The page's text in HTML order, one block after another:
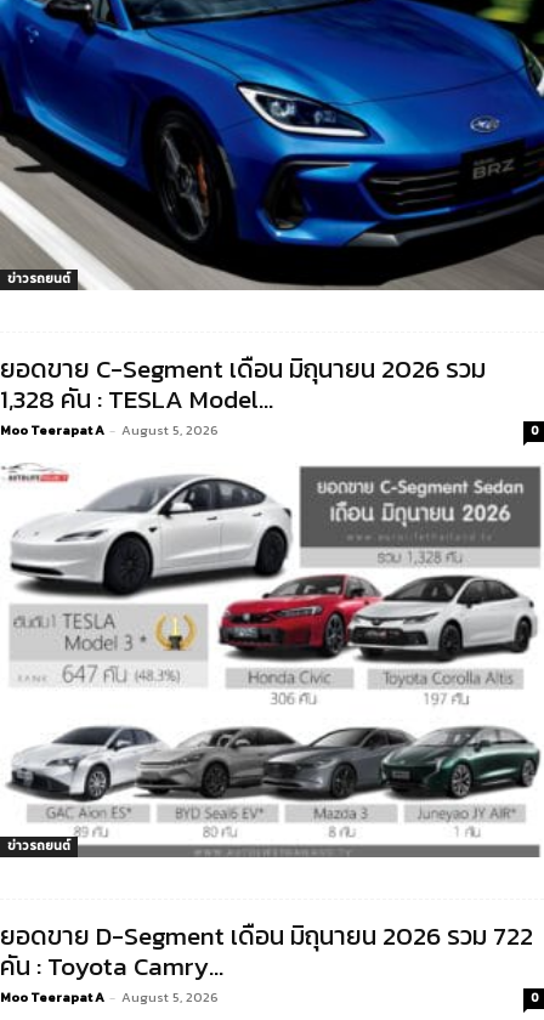
ข่าวรถยนต์
ยอดขาย C-Segment เดือน มิถุนายน 2026 รวม
1,328 คัน : TESLA Model...
Moo Teerapat A - August 5, 2026 0
ข่าวรถยนต์
ยอดขาย D-Segment เดือน มิถุนายน 2026 รวม 722
คัน : Toyota Camry...
Moo Teerapat A - August 5, 2026 0